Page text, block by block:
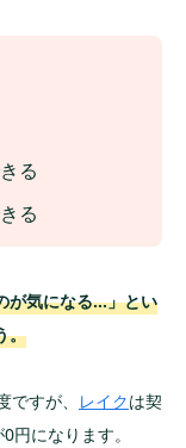
る
る
が気になる…」とい
。
すが、 レイクは契
になります。